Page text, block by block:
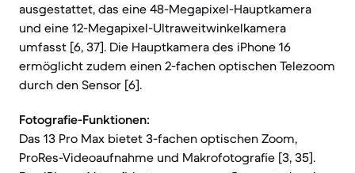
ausgestattet, das eine 48-Megapixel-Hauptkamera
und eine 12-Megapixel-Ultraweitwinkelkamera
umfasst [6, 37]. Die Hauptkamera des iPhone 16
ermöglicht zudem einen 2-fachen optischen Telezoom
durch den Sensor [6].
Fotografie-Funktionen:
Das 13 Pro Max bietet 3-fachen optischen Zoom,
ProRes-Videoaufnahme und Makrofotografie [3, 35].